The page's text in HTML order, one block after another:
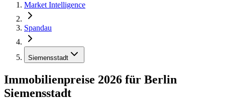
Market Intelligence
Spandau
Siemensstadt
Immobilienpreise 2026 für Berlin
Siemensstadt